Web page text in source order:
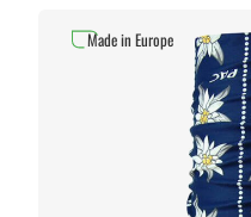
Made in Europe